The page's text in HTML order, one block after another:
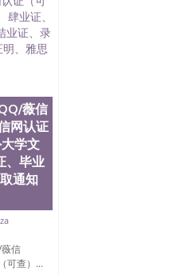
学历
业证
学位
凭学
State
）
文凭
圣何
州立
）圣
薇信
网认证
学文
、毕业
通知
信
可查）...